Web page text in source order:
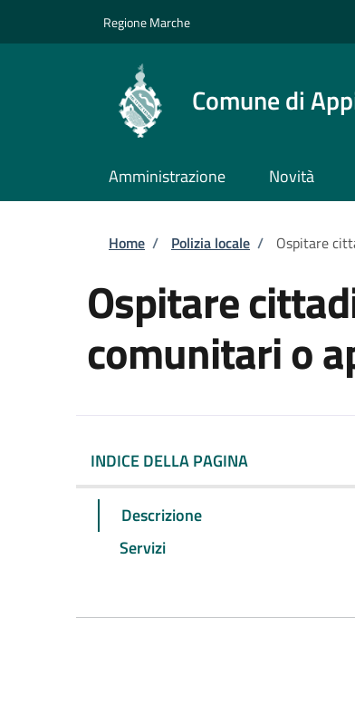
Regione Marche
Comune di
Amministrazione Novità
Briciole di pane
Home / Polizia locale / Ospitare
Ospitare
comunitari o
INDICE DELLA PAGINA
Descrizione
Servizi